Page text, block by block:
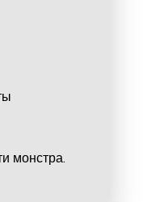
монстра.